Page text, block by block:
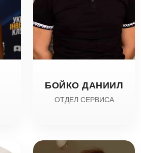
БОЙКО ДАНИИЛ
ОТДЕЛ СЕРВИСА